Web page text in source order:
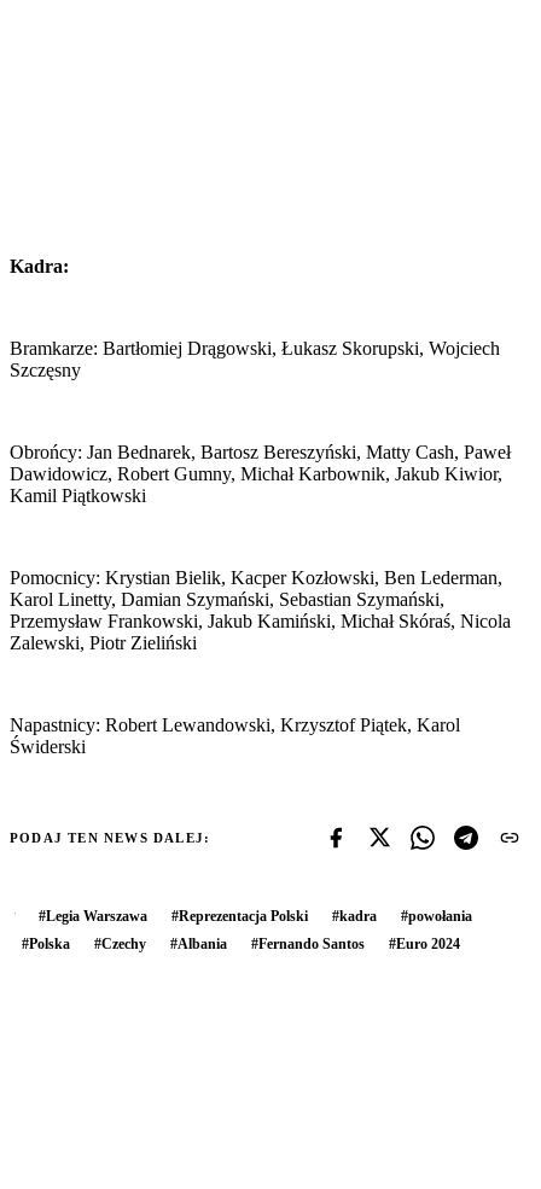
Kadra:
Bramkarze: Bartłomiej Drągowski, Łukasz Skorupski, Wojciech
Szczęsny
Obrońcy: Jan Bednarek, Bartosz Bereszyński, Matty Cash, Paweł
Dawidowicz, Robert Gumny, Michał Karbownik, Jakub Kiwior,
Kamil Piątkowski
Pomocnicy: Krystian Bielik, Kacper Kozłowski, Ben Lederman,
Karol Linetty, Damian Szymański, Sebastian Szymański,
Przemysław Frankowski, Jakub Kamiński, Michał Skóraś, Nicola
Zalewski, Piotr Zieliński
Napastnicy: Robert Lewandowski, Krzysztof Piątek, Karol
Świderski
PODAJ TEN NEWS DALEJ:
#Legia Warszawa #Reprezentacja Polski #kadra #powołania
#Polska #Czechy #Albania #Fernando Santos #Euro 2024